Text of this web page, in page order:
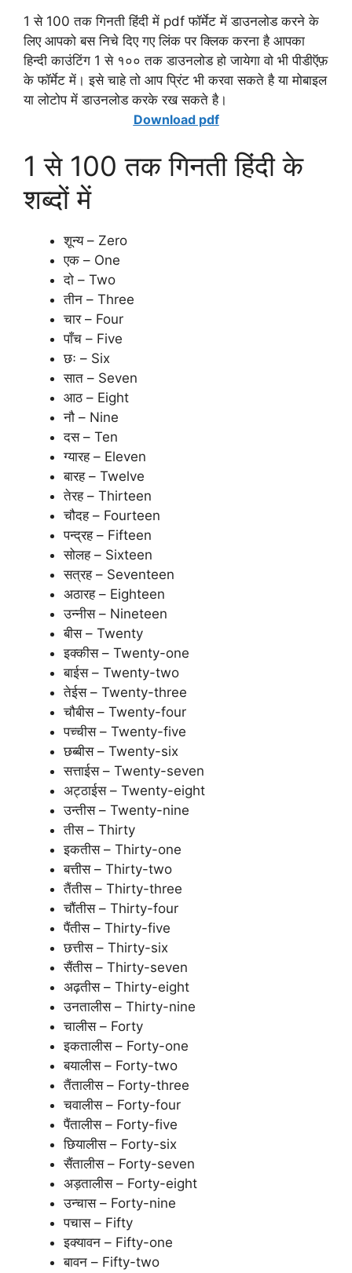
1 से 100 तक गिनती हिंदी में pdf फॉर्मेट में डाउनलोड करने के
लिए आपको बस निचे दिए गए लिंक पर क्लिक करना है आपका
हिन्दी काउंटिंग 1 से १०० तक डाउनलोड हो जायेगा वो भी पीडीऍफ़
के फॉर्मेट में। इसे चाहे तो आप प्रिंट भी करवा सकते है या मोबाइल
या लोटोप में डाउनलोड करके रख सकते है।
Download pdf
1 से 100 तक गिनती हिंदी के
शब्दों में
शून्य – Zero
एक – One
दो – Two
तीन – Three
चार – Four
पाँच – Five
छः – Six
सात – Seven
आठ – Eight
नौ – Nine
दस – Ten
ग्यारह – Eleven
बारह – Twelve
तेरह – Thirteen
चौदह – Fourteen
पन्द्रह – Fifteen
सोलह – Sixteen
सत्रह – Seventeen
अठारह – Eighteen
उन्नीस – Nineteen
बीस – Twenty
इक्कीस – Twenty-one
बाईस – Twenty-two
तेईस – Twenty-three
चौबीस – Twenty-four
पच्चीस – Twenty-five
छब्बीस – Twenty-six
सत्ताईस – Twenty-seven
अट्ठाईस – Twenty-eight
उन्तीस – Twenty-nine
तीस – Thirty
इकतीस – Thirty-one
बत्तीस – Thirty-two
तैंतीस – Thirty-three
चौंतीस – Thirty-four
पैंतीस – Thirty-five
छत्तीस – Thirty-six
सैंतीस – Thirty-seven
अढ़तीस – Thirty-eight
उनतालीस – Thirty-nine
चालीस – Forty
इकतालीस – Forty-one
बयालीस – Forty-two
तैंतालीस – Forty-three
चवालीस – Forty-four
पैंतालीस – Forty-five
छियालीस – Forty-six
सैंतालीस – Forty-seven
अड़तालीस – Forty-eight
उन्चास – Forty-nine
पचास – Fifty
इक्यावन – Fifty-one
बावन – Fifty-two